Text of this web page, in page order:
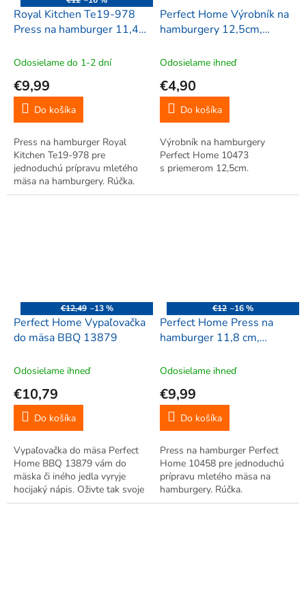
Royal Kitchen Te19-978
Press na hamburger 11,4
Odosielame do 1-2 dní
€9,99
Do košíka
Press na hamburger Royal
Kitchen Te19-978 pre
jednoduchú prípravu mletého
mäsa na hamburgery. Rúčka.
Nepriľnavý povrch.
Perfect Home Výrobník na
hamburgery 12,5cm,
Odosielame ihneď
€4,90
Do košíka
Výrobník na hamburgery
Perfect Home 10473
s priemerom 12,5cm.
€12,49 –13 %
Perfect Home Vypaľovačka
do mäsa BBQ 13879
Odosielame ihneď
€10,79
Do košíka
Vypaľovačka do mäsa Perfect
Home BBQ 13879 vám do
mäska či iného jedla vyryje
hocijaký nápis. Oživte tak svoje
jedlo grilovanie.
€12 –16 %
Perfect Home Press na
hamburger 11,8 cm,
Odosielame ihneď
€9,99
Do košíka
Press na hamburger Perfect
Home 10458 pre jednoduchú
prípravu mletého mäsa na
hamburgery. Rúčka.